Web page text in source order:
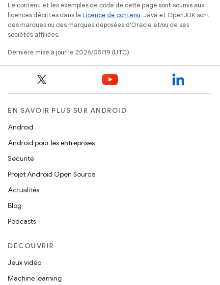
Le contenu et les exemples de code de cette page sont soumis aux
licences décrites dans la Licence de contenu. Java et OpenJDK sont
des marques ou des marques déposées d'Oracle et/ou de ses
sociétés affiliées.
Dernière mise à jour le 2026/05/19 (UTC).
EN SAVOIR PLUS SUR ANDROID
Android
Android pour les entreprises
Sécurité
Projet Android Open Source
Actualités
Blog
Podcasts
DÉCOUVRIR
Jeux vidéo
Machine learning